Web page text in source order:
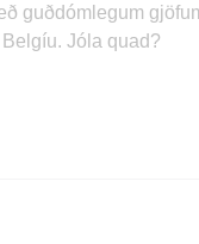
guðdómlegum
Jóla quad?